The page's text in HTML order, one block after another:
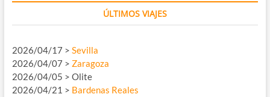
ÚLTIMOS VIAJES
2026/04/17 > Sevilla
2026/04/07 > Zaragoza
2026/04/05 > Olite
2026/04/21 > Bardenas Reales